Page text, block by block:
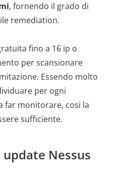
, fornendo il grado di
remediation.
fino a 16 ip o
per scansionare
Essendo molto
per ogni
far monitorare, cosi la
sufficiente.
Nessus